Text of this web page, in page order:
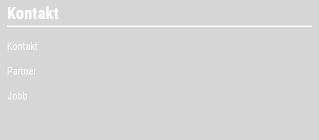
Kontakt
Kontakt
Partner
Jobb